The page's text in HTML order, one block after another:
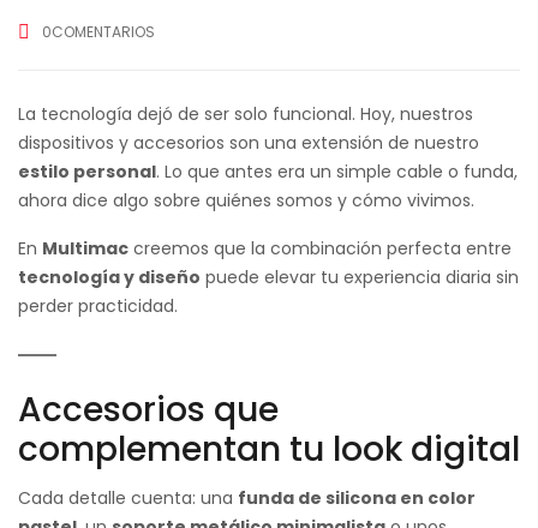
0COMENTARIOS
La tecnología dejó de ser solo funcional. Hoy, nuestros
dispositivos y accesorios son una extensión de nuestro
estilo personal. Lo que antes era un simple cable o funda,
ahora dice algo sobre quiénes somos y cómo vivimos.
En Multimac creemos que la combinación perfecta entre
tecnología y diseño puede elevar tu experiencia diaria sin
perder practicidad.
Accesorios que
complementan tu look digital
Cada detalle cuenta: una funda de silicona en color